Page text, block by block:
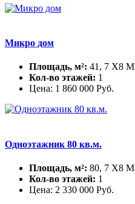
Микро дом
Площадь, м²: 41, 7 X8 М
Кол-во этажей: 1
Цена: 1 860 000 Руб.
Одноэтажник 80 кв.м.
Площадь, м²: 80, 7 X8 М
Кол-во этажей: 1
Цена: 2 330 000 Руб.